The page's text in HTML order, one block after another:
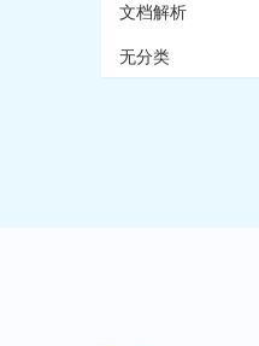
文档解析
无分类